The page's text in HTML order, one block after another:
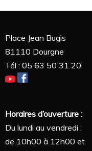
Place Jean Bugis
81110 Dourgne
Tél : 05 63 50 31 20
Horaires d’ouverture :
Du lundi au vendredi :
de 10h00 à 12h00 et